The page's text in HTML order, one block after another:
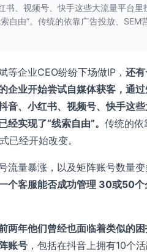
书、视频号、快手这些大流量平台里
自由”。传统的依靠广告投放、SEM
等企业CEO纷纷下场做IP， 还
企业开始尝试自媒体获客，通
音、小红书、视频号、快手这
实现了“线索自由”。 传统的依
已经开始改变。
流量暴涨，以及矩阵账号数量
个客服能否成功管理 30或50个
两年他们曾经也面临着类似的
账号，包括在抖音上拥有10个